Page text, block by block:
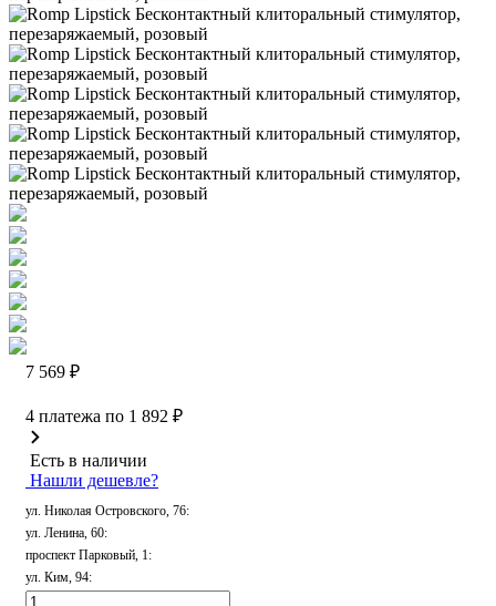
7 569 ₽
4 платежа по 1 892 ₽
Есть в наличии
Нашли дешевле?
ул. Николая Островского, 76:
ул. Ленина, 60:
проспект Парковый, 1 :
ул. Ким, 94: